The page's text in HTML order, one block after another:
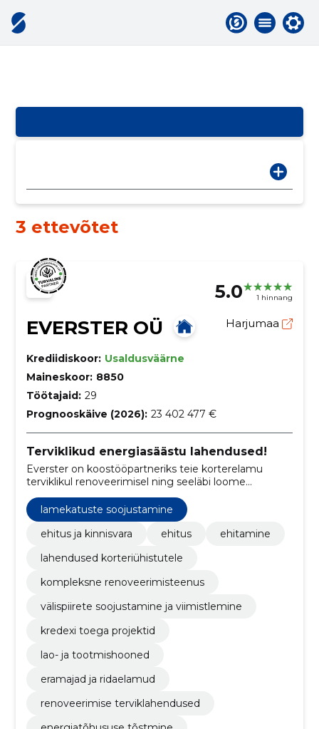
3 ettevõtet
5.0 1 hinnang
EVERSTER OÜ Harjumaa
Krediidiskoor: Usaldusväärne
Maineskoor: 8850
Töötajaid: 29
Prognooskäive (2026): 23 402 477 €
Terviklikud energiasäästu lahendused!
Everster on koostööpartneriks teie korterelamu
terviklikul renoveerimisel ning seeläbi loome
energiasäästliku ja kaunima elukeskkonna. Meie
tegevusaladeks on rekonstrueerimine, kortermajade
renoveerimine ja fassaaditööd.
lamekatuste soojustamine
ehitus ja kinnisvara
ehitus
ehitamine
lahendused korteriühistutele
kompleksne renoveerimisteenus
välispiirete soojustamine ja viimistlemine
kredexi toega projektid
lao- ja tootmishooned
eramajad ja ridaelamud
renoveerimise terviklahendused